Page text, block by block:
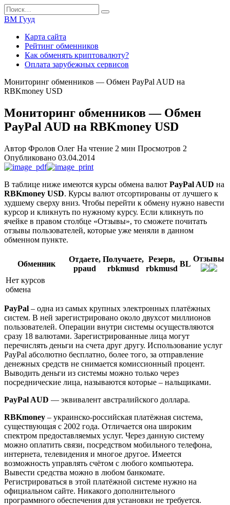
Перейти
к
содержанию
Search
for:
ВМ Гууд
Карта сайта
Рейтинг обменников
Как обменять криптовалюту?
Оплата зарубежных сервисов
Мониторинг обменников — Обмен PayPal AUD на
RBKmoney USD
Мониторинг обменников — Обмен
PayPal AUD на RBKmoney USD
Автор Фролов Олег На чтение 2 мин Просмотров 2
Опубликовано 03.04.2014
В таблице ниже имеются курсы обмена валют PayPal AUD на
RBKmoney USD. Курсы валют отсортированы от лучшего к
худшему сверху вниз. Чтобы перейти к обмену нужно навести
курсор и кликнуть по нужному курсу. Если кликнуть по
ячейке в правом столбце «Отзывы», то сможете почитать
отзывы пользователей, которые уже меняли в данном
обменном пункте.
Обменник
Отдаете,
ppaud
Получаете,
rbkmusd
Резерв,
rbkmusd
BL
Отзывы
Нет курсов
обмена
PayPal – одна из самых крупных электронных платёжных
систем. В ней зарегистрировано около двухсот миллионов
пользователей. Операции внутри системы осуществляются
сразу 18 валютами. Зарегистрированные лица могут
перечислять деньги на счета друг другу. Использование услуг
PayPal абсолютно бесплатно, более того, за отправление
денежных средств не снимается комиссионный процент.
Выводить деньги из системы можно только через
посреднические лица, называются которые – нальщиками.
PayPal AUD — эквивалент австралийского доллара.
RBKmoney – украинско-российская платёжная система,
существующая с 2002 года. Отличается она широким
спектром предоставляемых услуг. Через данную систему
можно оплатить связи, посредством мобильного телефона,
интернета, телевидения и многое другое. Имеется
возможность управлять счётом с любого компьютера.
Вывести средства можно в любом банкомате.
Регистрироваться в этой платёжной системе нужно на
официальном сайте. Никакого дополнительного
программного обеспечения для установки не требуется.